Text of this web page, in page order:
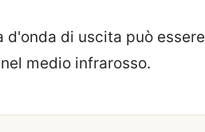
d'onda di uscita può
medio infrarosso.